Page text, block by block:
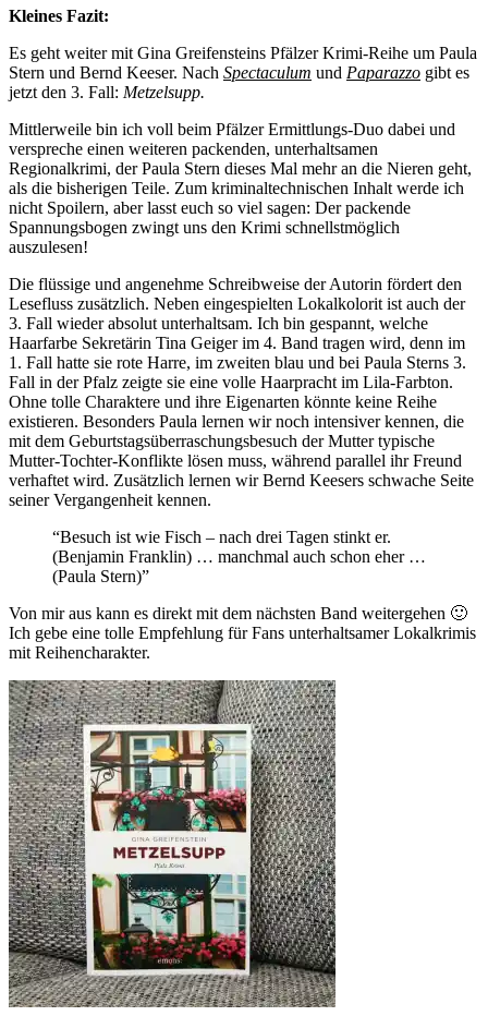
Kleines Fazit:
Es geht weiter mit Gina Greifensteins Pfälzer Krimi-Reihe um Paula
Stern und Bernd Keeser. Nach Spectaculum und Paparazzo gibt es
jetzt den 3. Fall: Metzelsupp.
Mittlerweile bin ich voll beim Pfälzer Ermittlungs-Duo dabei und
verspreche einen weiteren packenden, unterhaltsamen
Regionalkrimi, der Paula Stern dieses Mal mehr an die Nieren geht,
als die bisherigen Teile. Zum kriminaltechnischen Inhalt werde ich
nicht Spoilern, aber lasst euch so viel sagen: Der packende
Spannungsbogen zwingt uns den Krimi schnellstmöglich
auszulesen!
Die flüssige und angenehme Schreibweise der Autorin fördert den
Lesefluss zusätzlich. Neben eingespielten Lokalkolorit ist auch der
3. Fall wieder absolut unterhaltsam. Ich bin gespannt, welche
Haarfarbe Sekretärin Tina Geiger im 4. Band tragen wird, denn im
1. Fall hatte sie rote Harre, im zweiten blau und bei Paula Sterns 3.
Fall in der Pfalz zeigte sie eine volle Haarpracht im Lila-Farbton.
Ohne tolle Charaktere und ihre Eigenarten könnte keine Reihe
existieren. Besonders Paula lernen wir noch intensiver kennen, die
mit dem Geburtstagsüberraschungsbesuch der Mutter typische
Mutter-Tochter-Konflikte lösen muss, während parallel ihr Freund
verhaftet wird. Zusätzlich lernen wir Bernd Keesers schwache Seite
seiner Vergangenheit kennen.
“Besuch ist wie Fisch – nach drei Tagen stinkt er.
(Benjamin Franklin) … manchmal auch schon eher …
(Paula Stern)”
Von mir aus kann es direkt mit dem nächsten Band weitergehen 🙂
Ich gebe eine tolle Empfehlung für Fans unterhaltsamer Lokalkrimis
mit Reihencharakter.